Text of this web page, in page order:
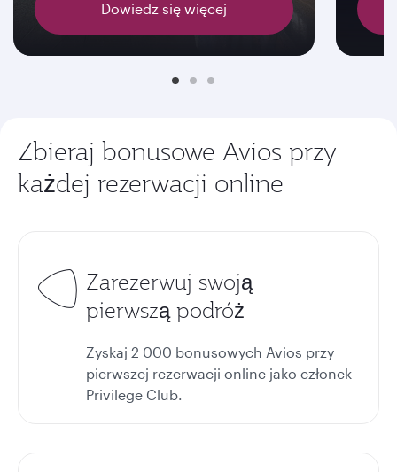
Dowiedz się więcej
Zbieraj bonusowe Avios przy
każdej rezerwacji online
Zarezerwuj swoją
pierwszą podróż
Zyskaj 2 000 bonusowych Avios przy
pierwszej rezerwacji online jako członek
Privilege Club.